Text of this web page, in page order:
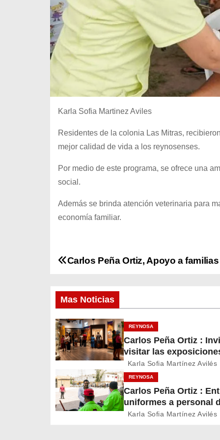
Karla Sofia Martinez Aviles
Residentes de la colonia Las Mitras,
mejor calidad de vida a los reynosenses.
Por medio de este programa, se ofrece una
social.
Además se brinda atención veterinaria para
economía familiar.
N
v
e
g
c
i
Carlos Peña Ortiz, Apoyo a familias
Mas Noticias
REYNOSA
Carlos Peña Ortiz :
visitar las
temporales del Museo
Ferrocarril Reynosa
Karla Sofia Martínez Avilés
REYNOSA
Carlos Peña Ortiz :
uniformes a personal
Servicios Públicos de
Karla Sofia Martínez Avilés